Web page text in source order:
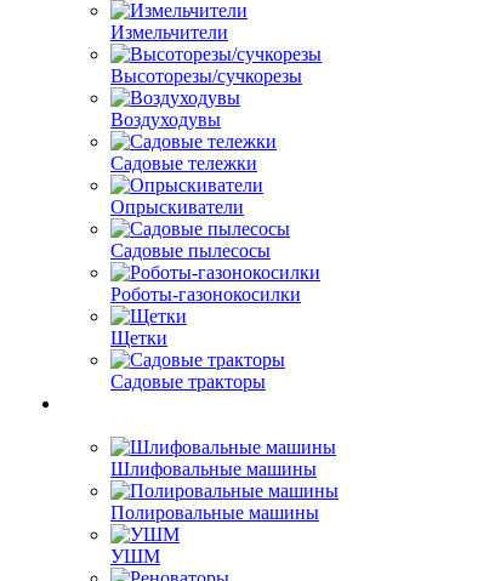
Измельчители
Высоторезы/сучкорезы
Воздуходувы
Садовые тележки
Опрыскиватели
Садовые пылесосы
Роботы-газонокосилки
Щетки
Садовые тракторы
Шлифовальные машины
Полировальные машины
УШМ